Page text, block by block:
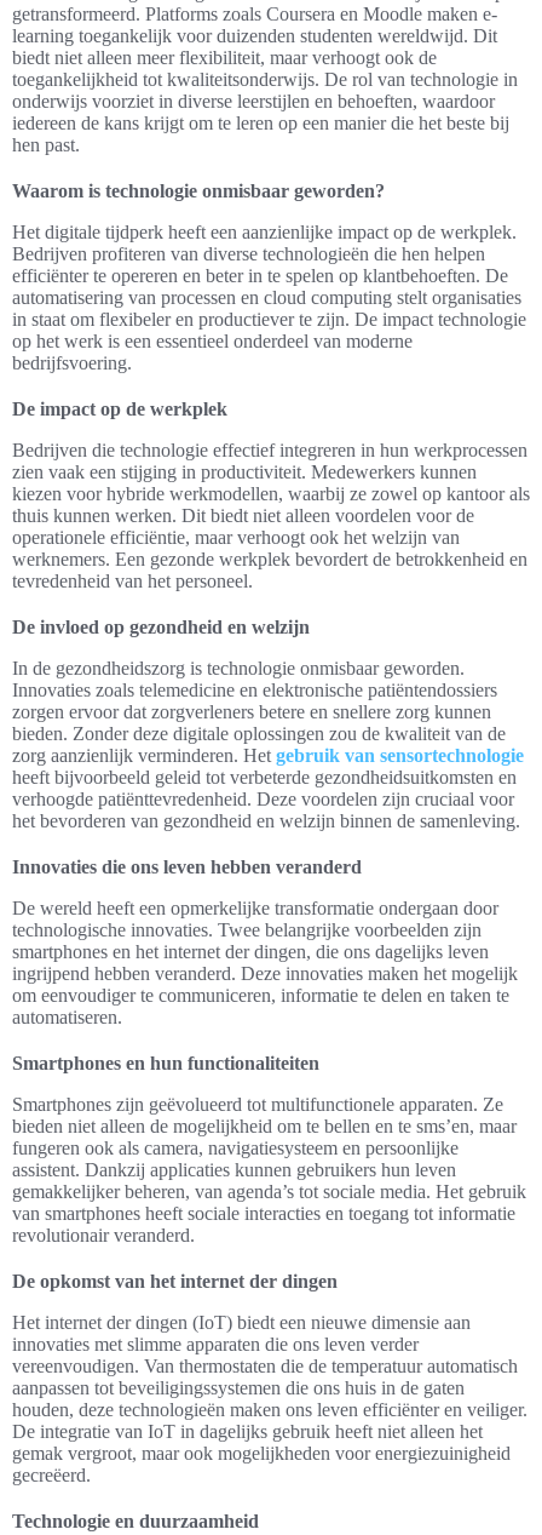
getransformeerd. Platforms zoals Coursera en Moodle maken e-
learning toegankelijk voor duizenden studenten wereldwijd. Dit
biedt niet alleen meer flexibiliteit, maar verhoogt ook de
toegankelijkheid tot kwaliteitsonderwijs. De rol van technologie in
onderwijs voorziet in diverse leerstijlen en behoeften, waardoor
iedereen de kans krijgt om te leren op een manier die het beste bij
hen past.
Waarom is technologie onmisbaar geworden?
Het digitale tijdperk heeft een aanzienlijke impact op de werkplek.
Bedrijven profiteren van diverse technologieën die hen helpen
efficiënter te opereren en beter in te spelen op klantbehoeften. De
automatisering van processen en cloud computing stelt organisaties
in staat om flexibeler en productiever te zijn. De impact technologie
op het werk is een essentieel onderdeel van moderne
bedrijfsvoering.
De impact op de werkplek
Bedrijven die technologie effectief integreren in hun werkprocessen
zien vaak een stijging in productiviteit. Medewerkers kunnen
kiezen voor hybride werkmodellen, waarbij ze zowel op kantoor als
thuis kunnen werken. Dit biedt niet alleen voordelen voor de
operationele efficiëntie, maar verhoogt ook het welzijn van
werknemers. Een gezonde werkplek bevordert de betrokkenheid en
tevredenheid van het personeel.
De invloed op gezondheid en welzijn
In de gezondheidszorg is technologie onmisbaar geworden.
Innovaties zoals telemedicine en elektronische patiëntendossiers
zorgen ervoor dat zorgverleners betere en snellere zorg kunnen
bieden. Zonder deze digitale oplossingen zou de kwaliteit van de
zorg aanzienlijk verminderen. Het gebruik van sensortechnologie
heeft bijvoorbeeld geleid tot verbeterde gezondheidsuitkomsten en
verhoogde patiënttevredenheid. Deze voordelen zijn cruciaal voor
het bevorderen van gezondheid en welzijn binnen de samenleving.
Innovaties die ons leven hebben veranderd
De wereld heeft een opmerkelijke transformatie ondergaan door
technologische innovaties. Twee belangrijke voorbeelden zijn
smartphones en het internet der dingen, die ons dagelijks leven
ingrijpend hebben veranderd. Deze innovaties maken het mogelijk
om eenvoudiger te communiceren, informatie te delen en taken te
automatiseren.
Smartphones en hun functionaliteiten
Smartphones zijn geëvolueerd tot multifunctionele apparaten. Ze
bieden niet alleen de mogelijkheid om te bellen en te sms’en, maar
fungeren ook als camera, navigatiesysteem en persoonlijke
assistent. Dankzij applicaties kunnen gebruikers hun leven
gemakkelijker beheren, van agenda’s tot sociale media. Het gebruik
van smartphones heeft sociale interacties en toegang tot informatie
revolutionair veranderd.
De opkomst van het internet der dingen
Het internet der dingen (IoT) biedt een nieuwe dimensie aan
innovaties met slimme apparaten die ons leven verder
vereenvoudigen. Van thermostaten die de temperatuur automatisch
aanpassen tot beveiligingssystemen die ons huis in de gaten
houden, deze technologieën maken ons leven efficiënter en veiliger.
De integratie van IoT in dagelijks gebruik heeft niet alleen het
gemak vergroot, maar ook mogelijkheden voor energiezuinigheid
gecreëerd.
Technologie en duurzaamheid